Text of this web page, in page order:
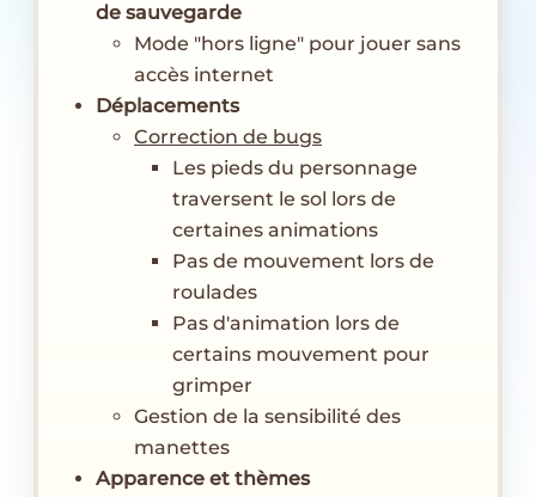
de sauvegarde
Mode "hors ligne" pour jouer sans
accès internet
Déplacements
Correction de bugs
Les pieds du personnage
traversent le sol lors de
certaines animations
Pas de mouvement lors de
roulades
Pas d'animation lors de
certains mouvement pour
grimper
Gestion de la sensibilité des
manettes
Apparence et thèmes